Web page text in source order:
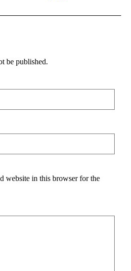
be published.
website in this browser for the